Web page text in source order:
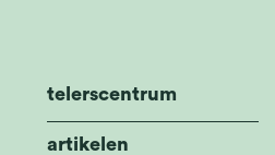
telerscentrum
artikelen